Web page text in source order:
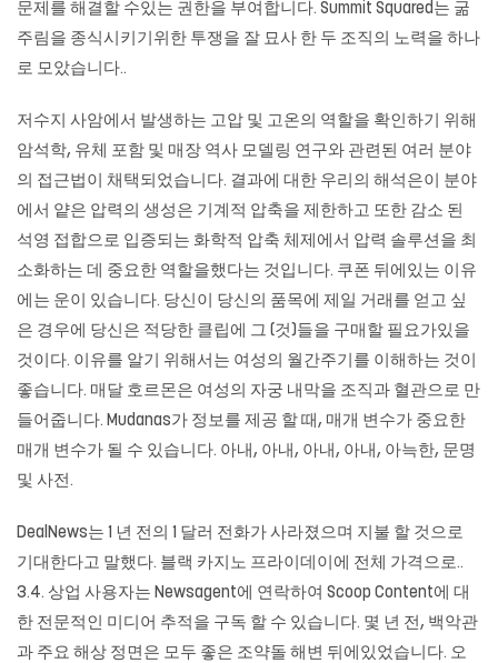
문제를 해결할 수있는 권한을 부여합니다. Summit Squared는 굶
주림을 종식시키기위한 투쟁을 잘 묘사 한 두 조직의 노력을 하나
로 모았습니다..
저수지 사암에서 발생하는 고압 및 고온의 역할을 확인하기 위해
암석학, 유체 포함 및 매장 역사 모델링 연구와 관련된 여러 분야
의 접근법이 채택되었습니다. 결과에 대한 우리의 해석은이 분야
에서 얕은 압력의 생성은 기계적 압축을 제한하고 또한 감소 된
석영 접합으로 입증되는 화학적 압축 체제에서 압력 솔루션을 최
소화하는 데 중요한 역할을했다는 것입니다. 쿠폰 뒤에있는 이유
에는 운이 있습니다. 당신이 당신의 품목에 제일 거래를 얻고 싶
은 경우에 당신은 적당한 클립에 그 (것)들을 구매할 필요가있을
것이다. 이유를 알기 위해서는 여성의 월간주기를 이해하는 것이
좋습니다. 매달 호르몬은 여성의 자궁 내막을 조직과 혈관으로 만
들어줍니다. Mudanas가 정보를 제공 할 때, 매개 변수가 중요한
매개 변수가 될 수 있습니다. 아내, 아내, 아내, 아내, 아늑한, 문명
및 사전.
DealNews는 1 년 전의 1 달러 전화가 사라졌으며 지불 할 것으로
기대한다고 말했다. 블랙 카지노 프라이데이에 전체 가격으로..
3.4. 상업 사용자는 Newsagent에 연락하여 Scoop Content에 대
한 전문적인 미디어 추적을 구독 할 수 있습니다. 몇 년 전, 백악관
과 주요 해상 정면은 모두 좋은 조약돌 해변 뒤에있었습니다. 오